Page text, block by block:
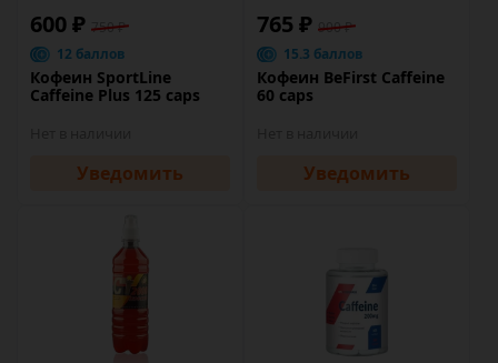
600 ₽ 750 ₽
12 баллов
Кофеин SportLine
Caffeine Plus 125 caps
Уведомить
765 ₽ 900 ₽
15.3 баллов
Кофеин BeFirst Caffeine
60 caps
Уведомить